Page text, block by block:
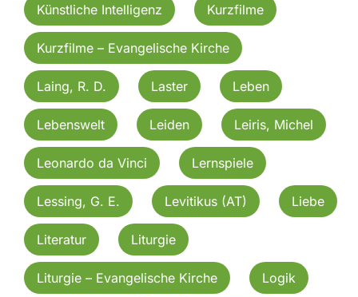
Künstliche Intelligenz Kurzfilme
Kurzfilme – Evangelische Kirche
Laing, R. D. Laster Leben
Lebenswelt Leiden Leiris, Michel
Leonardo da Vinci Lernspiele
Lessing, G. E. Levitikus (AT) Liebe
Literatur Liturgie
Liturgie – Evangelische Kirche Logik